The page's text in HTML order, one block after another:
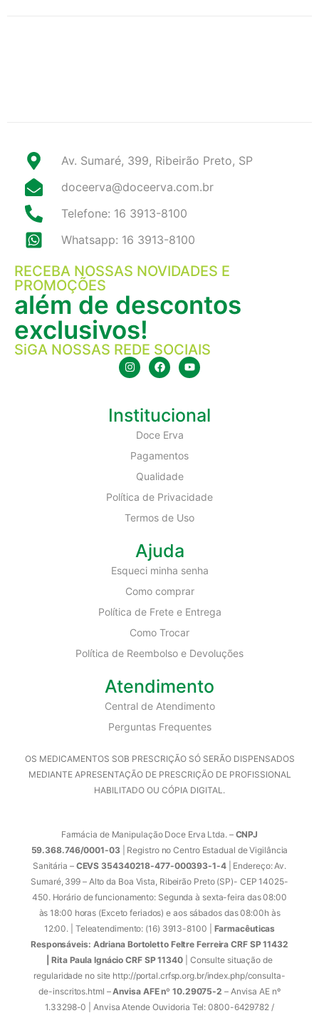
Av. Sumaré, 399, Ribeirão Preto, SP
doceerva@doceerva.com.br
Telefone: 16 3913-8100
Whatsapp: 16 3913-8100
RECEBA NOSSAS NOVIDADES E
PROMOÇÕES
além de descontos
exclusivos!
SiGA NOSSAS REDE SOCIAIS
Institucional
Doce Erva
Pagamentos
Qualidade
Política de Privacidade
Termos de Uso
Ajuda
Esqueci minha senha
Como comprar
Política de Frete e Entrega
Como Trocar
Política de Reembolso e Devoluções
Atendimento
Central de Atendimento
Perguntas Frequentes
OS MEDICAMENTOS SOB PRESCRIÇÃO SÓ SERÃO DISPENSADOS
MEDIANTE APRESENTAÇÃO DE PRESCRIÇÃO DE PROFISSIONAL
HABILITADO OU CÓPIA DIGITAL.
Farmácia de Manipulação Doce Erva Ltda. – CNPJ
59.368.746/0001-03| Registro no Centro Estadual de Vigilância
Sanitária –CEVS 354340218-477-000393-1-4| Endereço: Av.
Sumaré, 399 – Alto da Boa Vista, Ribeirão Preto (SP)- CEP 14025-
450. Horário de funcionamento: Segunda à sexta-feira das 08:00
às 18:00 horas (Exceto feriados) e aos sábados das 08:00h às
12:00. | Teleatendimento: (16) 3913-8100 | Farmacêuticas
Responsáveis: Adriana Bortoletto Feltre Ferreira CRF SP 11432
| Rita Paula Ignácio CRF SP 11340 | Consulte situação de
regularidade no site http://portal.crfsp.org.br/index.php/consulta-
de-inscritos.html –Anvisa AFE nº 10.29075-2 – Anvisa AE nº
1.33298-0 | Anvisa Atende Ouvidoria Tel: 0800-6429782 /